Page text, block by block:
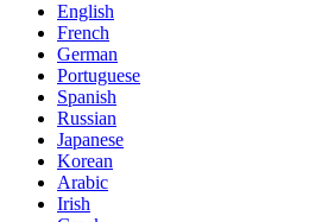
English
French
German
Portuguese
Spanish
Russian
Japanese
Korean
Arabic
Irish